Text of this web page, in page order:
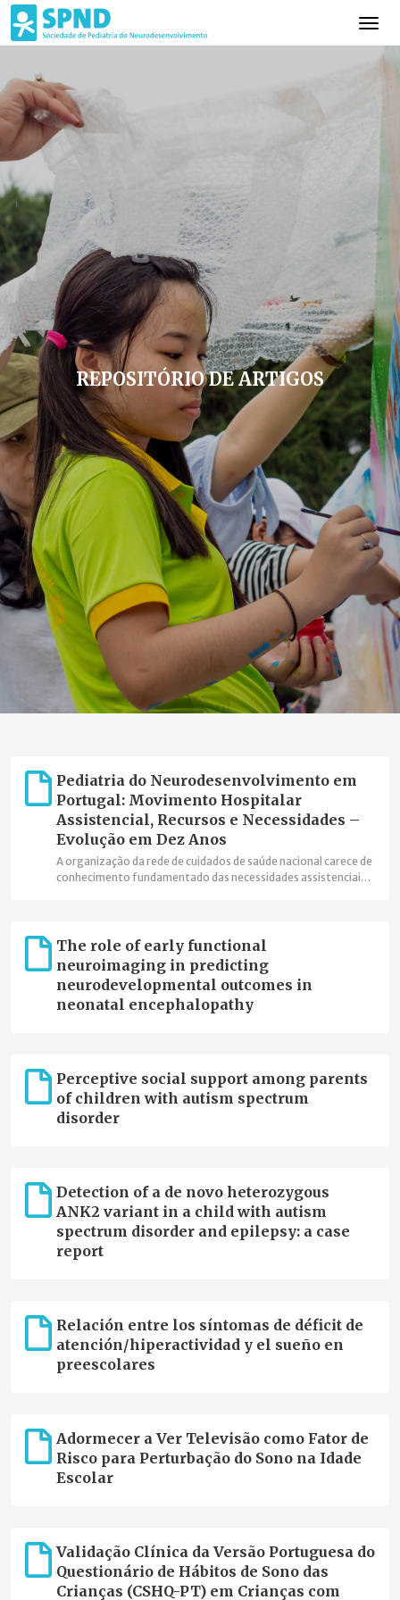
REPOSITÓRIO DE ARTIGOS
Pediatria do Neurodesenvolvimento em
Portugal: Movimento Hospitalar
Assistencial, Recursos e Necessidades –
Evolução em Dez Anos
A organização da rede de cuidados de saúde nacional carece de
conhecimento fundamentado das necessidades assistenciais
The role of early functional
neuroimaging in predicting
neurodevelopmental outcomes in
neonatal encephalopathy
Perceptive social support among parents
of children with autism spectrum
disorder
Detection of a de novo heterozygous
ANK2 variant in a child with autism
spectrum disorder and epilepsy: a case
report
Relación entre los síntomas de déficit de
atención/hiperactividad y el sueño en
preescolares
Adormecer a Ver Televisão como Fator de
Risco para Perturbação do Sono na Idade
Escolar
Validação Clínica da Versão Portuguesa do
Questionário de Hábitos de Sono das
Crianças (CSHQ-PT) em Crianças com